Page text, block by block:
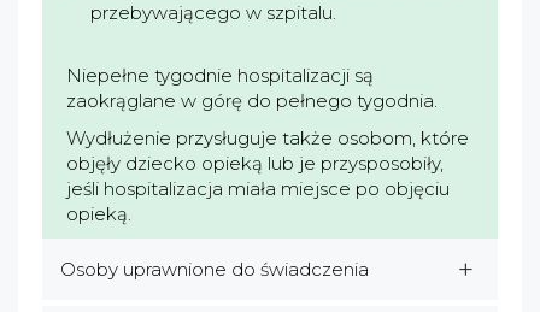
przebywającego w szpitalu.
Niepełne tygodnie hospitalizacji są
zaokrąglane w górę do pełnego tygodnia.
Wydłużenie przysługuje także osobom, które
objęły dziecko opieką lub je przysposobiły,
jeśli hospitalizacja miała miejsce po objęciu
opieką.
Osoby uprawnione do świadczenia